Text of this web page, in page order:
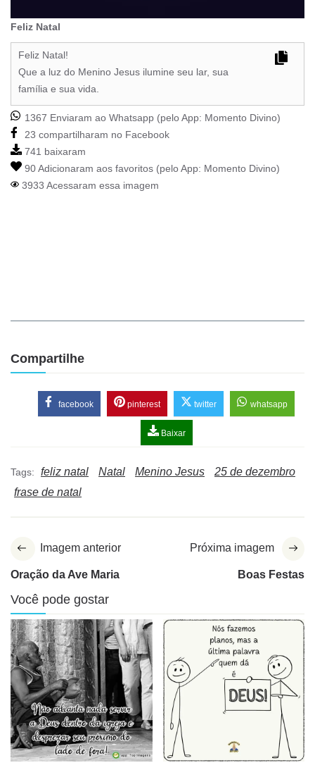
Feliz Natal
Feliz Natal!
Que a luz do Menino Jesus ilumine seu lar, sua
família e sua vida.
1367 Enviaram ao Whatsapp (pelo App: Momento Divino)
23 compartilharam no Facebook
741 baixaram
90 Adicionaram aos favoritos (pelo App: Momento Divino)
3933 Acessaram essa imagem
Compartilhe
facebook pinterest twitter whatsapp
Baixar
Tags: feliz natal Natal Menino Jesus
25 de dezembro
frase de natal
Imagem anterior
Oração da Ave Maria
Próxima imagem
Boas Festas
Você pode gostar